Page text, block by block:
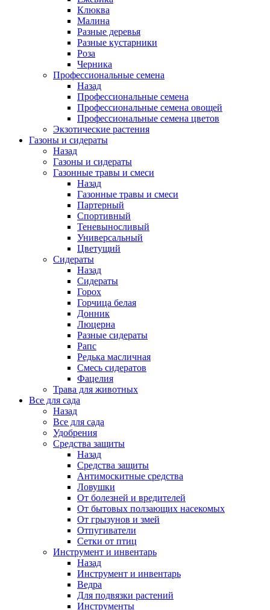
Клюква
Малина
Разные деревья
Разные кустарники
Роза
Черника
Профессиональные семена
Назад
Профессиональные семена
Профессиональные семена овощей
Профессиональные семена цветов
Экзотические растения
Газоны и сидераты
Назад
Газоны и сидераты
Газонные травы и смеси
Назад
Газонные травы и смеси
Партерный
Спортивный
Теневыносливый
Универсальный
Цветущий
Сидераты
Назад
Сидераты
Горох
Горчица белая
Донник
Люцерна
Разные сидераты
Рапс
Редька масличная
Смесь сидератов
Фацелия
Трава для животных
Все для сада
Назад
Все для сада
Удобрения
Средства защиты
Назад
Средства защиты
Антимоскитные средства
Ловушки
От болезней и вредителей
От бытовых ползающих насекомых
От грызунов и змей
Отпугиватели
Сетки от птиц
Инструмент и инвентарь
Назад
Инструмент и инвентарь
Ведра
Для подвязки растений
Инструменты